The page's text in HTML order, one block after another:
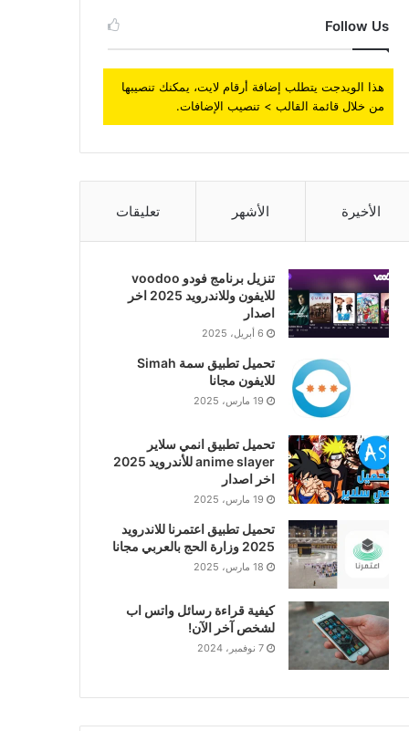
Follow Us
هذا الويدجت يتطلب إضافة أرقام لايت، يمكنك تنصيبها
من خلال قائمة القالب > تنصيب الإضافات.
الأخيرة الأشهر تعليقات
تنزيل برنامج فودو voodoo
للايفون وللاندرويد 2025 اخر
اصدار
6 أبريل، 2025
تحميل تطبيق سمة Simah
للايفون مجانا
19 مارس، 2025
تحميل تطبيق انمي سلاير
anime slayer للأندرويد 2025
اخر اصدار
19 مارس، 2025
تحميل تطبيق اعتمرنا للاندرويد
2025 وزارة الحج بالعربي مجانا
18 مارس، 2025
كيفية قراءة رسائل واتس اب
لشخص آخر الآن!
7 نوفمبر، 2024